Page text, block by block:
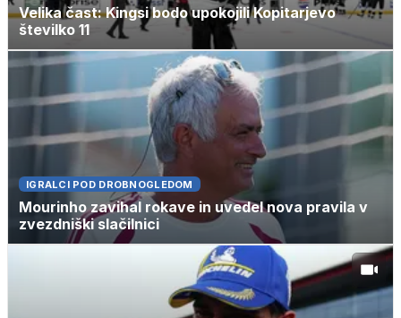
Velika čast: Kingsi bodo upokojili Kopitarjevo
številko 11
IGRALCI POD DROBNOGLEDOM
Mourinho zavihal rokave in uvedel nova pravila v
zvezdniški slačilnici